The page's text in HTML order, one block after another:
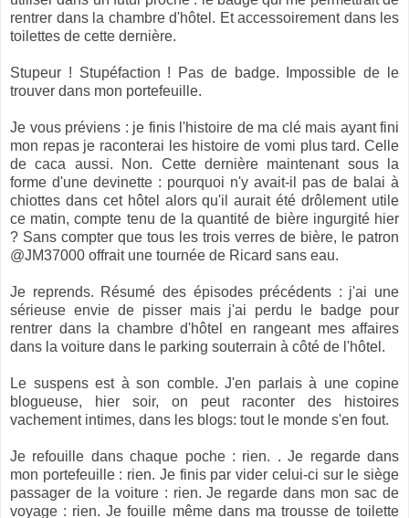
rentrer dans la chambre d'hôtel. Et accessoirement dans les
toilettes de cette dernière.
Stupeur ! Stupéfaction ! Pas de badge. Impossible de le
trouver dans mon portefeuille.
Je vous préviens : je finis l'histoire de ma clé mais ayant fini
mon repas je raconterai les histoire de vomi plus tard. Celle
de caca aussi. Non. Cette dernière maintenant sous la
forme d'une devinette : pourquoi n'y avait-il pas de balai à
chiottes dans cet hôtel alors qu'il aurait été drôlement utile
ce matin, compte tenu de la quantité de bière ingurgité hier
? Sans compter que tous les trois verres de bière, le patron
@JM37000 offrait une tournée de Ricard sans eau.
Je reprends. Résumé des épisodes précédents : j'ai une
sérieuse envie de pisser mais j'ai perdu le badge pour
rentrer dans la chambre d'hôtel en rangeant mes affaires
dans la voiture dans le parking souterrain à côté de l'hôtel.
Le suspens est à son comble. J'en parlais à une copine
blogueuse, hier soir, on peut raconter des histoires
vachement intimes, dans les blogs: tout le monde s'en fout.
Je refouille dans chaque poche : rien. . Je regarde dans
mon portefeuille : rien. Je finis par vider celui-ci sur le siège
passager de la voiture : rien. Je regarde dans mon sac de
voyage : rien. Je fouille même dans ma trousse de toilette